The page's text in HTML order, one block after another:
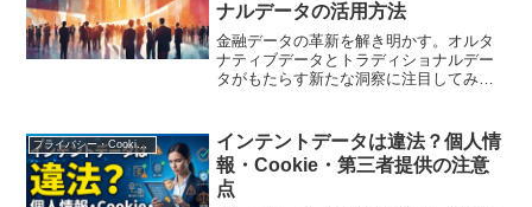
ナルデータの活用方法
金融データの革新を解き明かす。オルタ
ナティブデータとトラディショナルデー
タがもたらす新たな洞察に注目してみよ
プライバシー・Cookie規制
インテントデータは違法？個人情
報・Cookie・第三者提供の注意
点